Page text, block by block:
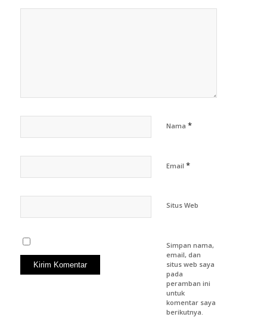
Nama *
Email *
Situs Web
Simpan nama,
email, dan
situs web saya
pada
peramban ini
untuk
komentar saya
berikutnya.